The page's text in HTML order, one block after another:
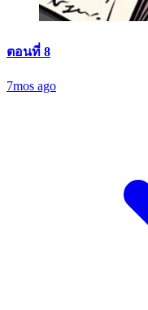
ตอนที่ 8
7mos ago